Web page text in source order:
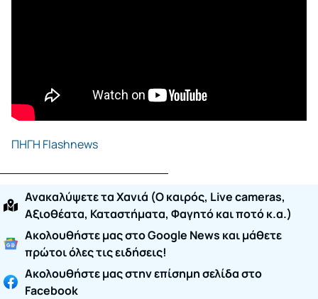
ΠΗΓΗ Flashnews
Ανακαλύψετε τα Χανιά (O καιρός, Live cameras,
Αξιοθέατα, Καταστήματα, Φαγητό και ποτό κ.α.)
Ακολουθήστε μας στο Google News και μάθετε
πρώτοι όλες τις ειδήσεις!
Ακολουθήστε μας στην επίσημη σελίδα στο
Facebook